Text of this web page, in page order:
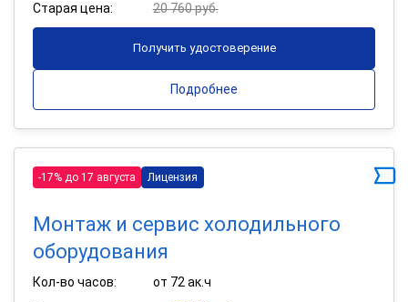
Старая цена:
20 760 руб.
Получить удостоверение
Подробнее
-17% до 17 августа Лицензия
Монтаж и сервис холодильного
оборудования
Кол-во часов:
от 72 ак.ч